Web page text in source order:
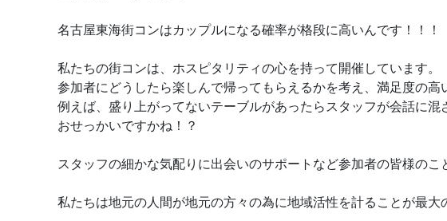
名古屋東海街コンはカップルになる確率が格段に高いんです！！！
私たちの街コンは、ホスピタリティの心を持って開催しています。
参加者にどうしたら楽しんで帰ってもらえるかを考え、満足度の高
例えば、盛り上がってないテーブルがあったらスタッフが会話に混
おせっかいですかね！？
スタッフの細かな気配りに出会いのサポートなど参加者の皆様の
私たちは地元の人間が地元の方々の為に地域活性を計ることが最大